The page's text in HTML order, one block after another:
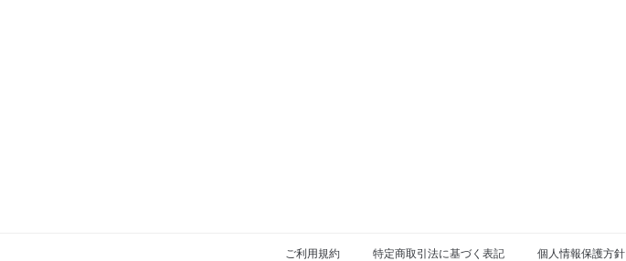
ご利用規約 特定商取引法に基づく表記 個人情報保護方針